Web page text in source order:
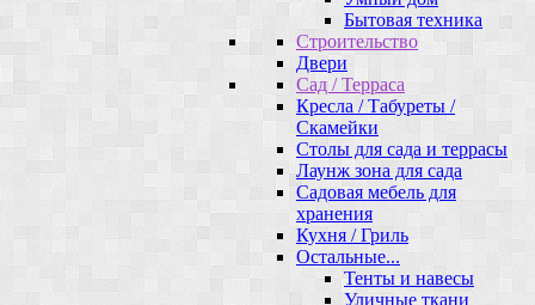
Бытовая техника
Строительство
Двери
Сад / Терраса
Кресла / Табуреты /
Скамейки
Столы для сада и террасы
Лаунж зона для сада
Садовая мебель для
хранения
Кухня / Гриль
Остальные...
Тенты и навесы
Уличные ткани